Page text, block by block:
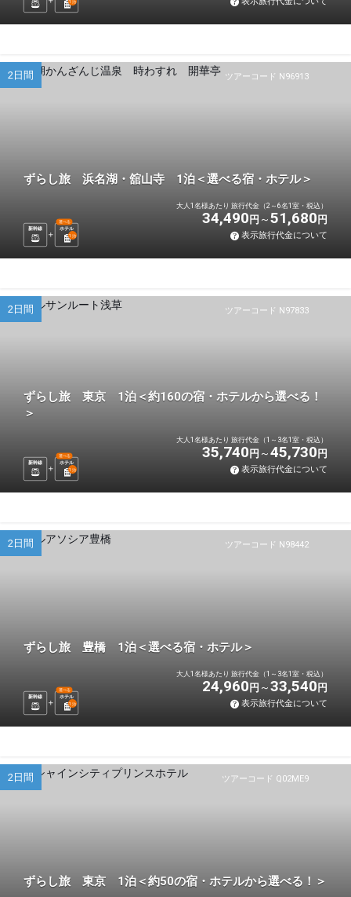
1 泊
ツアーコード N96913
2日間
ずらし旅 浜名湖・舘山寺 1泊＜選べる宿・ホテル＞
新幹線 ホテル
選べる
1 泊
大人1名様あたり 旅行代金（2～6名1室・税込）
34,490 円 51,680 円
表示旅行代金について
ツアーコード N97833
2日間
ずらし旅 東京 1泊＜約160の宿・ホテルから選べる！
＞
新幹線 ホテル
選べる
1 泊
大人1名様あたり 旅行代金（1～3名1室・税込）
35,740 円 45,730 円
表示旅行代金について
ツアーコード N98442
2日間
ずらし旅 豊橋 1泊＜選べる宿・ホテル＞
新幹線 ホテル
選べる
1 泊
大人1名様あたり 旅行代金（1～3名1室・税込）
24,960 円 33,540 円
表示旅行代金について
ツアーコード Q02ME9
2日間
ずらし旅 東京 1泊＜約50の宿・ホテルから選べる！＞